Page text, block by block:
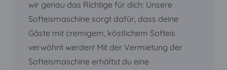
wir genau das Richtige für dich: Unsere
Softeismaschine sorgt dafür, dass deine
Gäste mit cremigem, köstlichem Softeis
verwöhnt werden! Mit der Vermietung der
Softeismaschine erhältst du eine